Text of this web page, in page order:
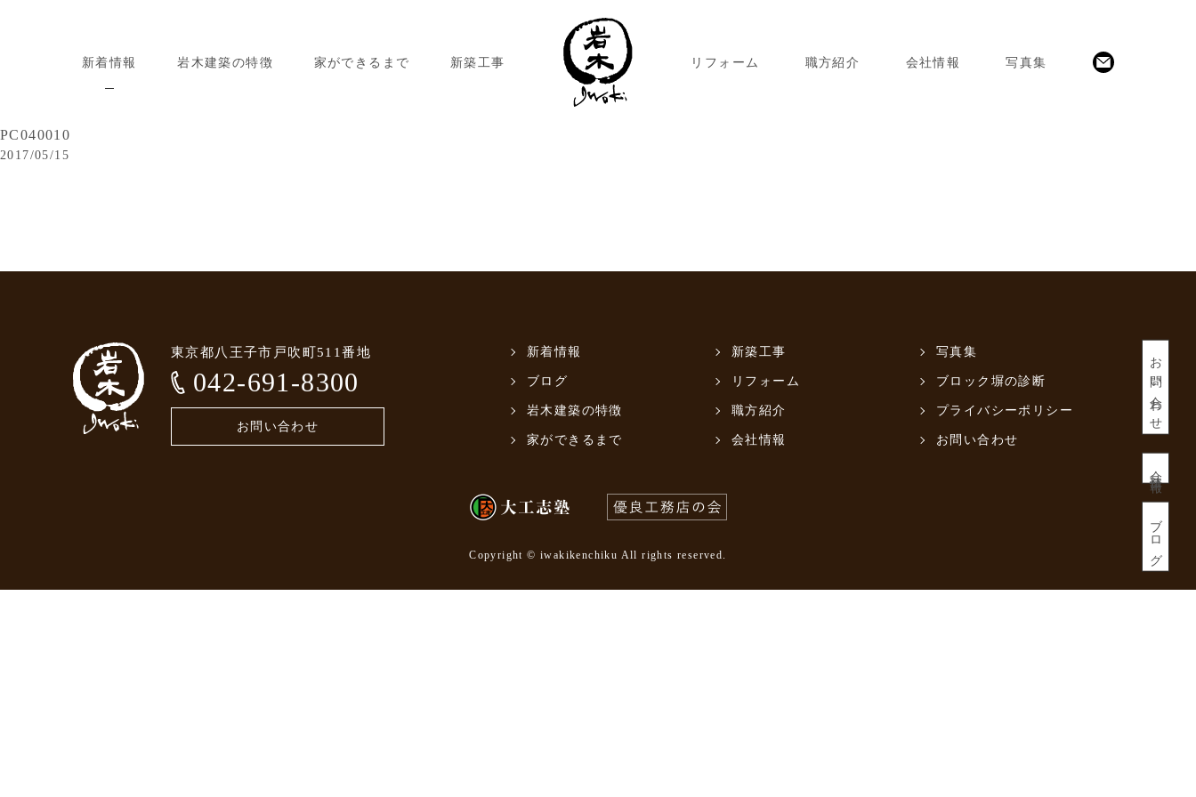
新着情報 岩木建築の特徴 家ができるまで 新築工事 リフォーム 職方紹介 会社情報 写真集
お問い合わせ
会社情報
ブログ
PC040010
2017/05/15
東京都八王子市戸吹町511番地
042-691-8300
お問い合わせ
新着情報
ブログ
岩木建築の特徴
家ができるまで
新築工事
リフォーム
職方紹介
会社情報
写真集
ブロック塀の診断
プライバシーポリシー
お問い合わせ
Copyright © iwakikenchiku All rights reserved.